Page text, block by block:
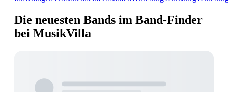
Die neuesten Bands im Band-Finder
bei MusikVilla